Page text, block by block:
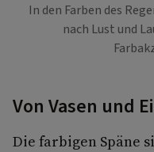
In den Farben des
nach Lust und
Von Vasen und
Die farbigen Späne